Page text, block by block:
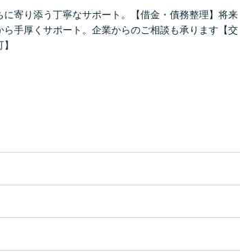
寄り添う丁寧なサポート。【借金・債務整理】将来
手厚くサポート。企業からのご相談も承ります【交